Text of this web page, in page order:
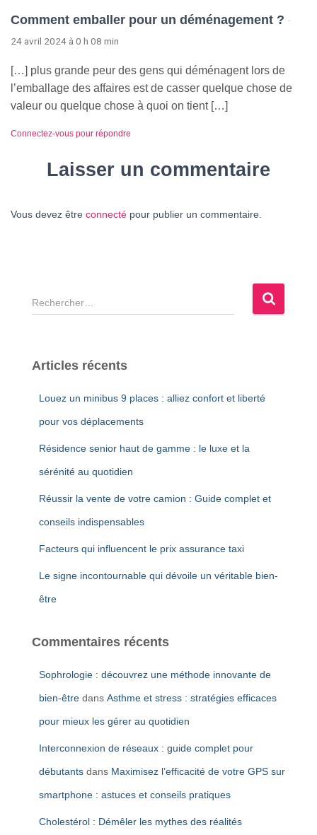
Comment emballer pour un déménagement ? ·
24 avril 2024 à 0 h 08 min
[…] plus grande peur des gens qui déménagent lors de
l’emballage des affaires est de casser quelque chose de
valeur ou quelque chose à quoi on tient […]
Connectez-vous pour répondre
Laisser un commentaire
Vous devez être connecté pour publier un commentaire.
R
e
e
Articles récents
Louez un minibus 9 places : alliez confort et liberté
pour vos déplacements
Résidence senior haut de gamme : le luxe et la
sérénité au quotidien
Réussir la vente de votre camion : Guide complet et
conseils indispensables
Facteurs qui influencent le prix assurance taxi
Le signe incontournable qui dévoile un véritable bien-
être
Commentaires récents
Sophrologie : découvrez une méthode innovante de
bien-être dans Asthme et stress : stratégies efficaces
pour mieux les gérer au quotidien
Interconnexion de réseaux : guide complet pour
débutants dans Maximisez l’efficacité de votre GPS sur
smartphone : astuces et conseils pratiques
Cholestérol : Démêler les mythes des réalités